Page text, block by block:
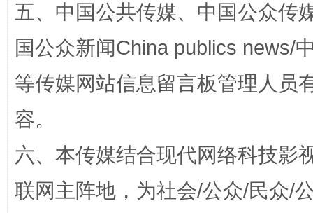
扯下公款旅游的“隐身衣” 如何以
五、中国公共传媒、中国公众传
国公众新闻China publics news/
等传媒网站信息留言板管理人员
容。
六、本传媒结合现代网络科技影
联网主阵地，为社会/公众/民众/